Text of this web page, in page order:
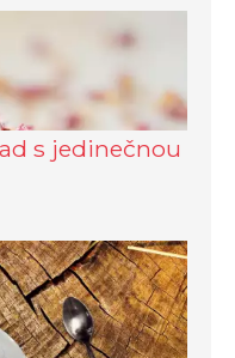
s jedinečnou